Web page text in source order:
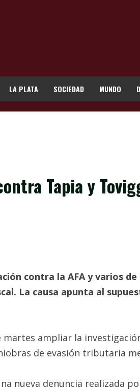
LA PLATA SOCIEDAD MUNDO
Tapia y
contra la AFA y varios
La causa apunta al
martes ampliar la
de evasión tributaria
nueva denuncia realizada